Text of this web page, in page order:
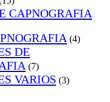
CAPNOGRAFIA
(4)
DE
(7)
VARIOS (3)